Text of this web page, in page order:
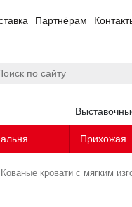
Партнёрам
Прихожая
Кованые кровати с мягким